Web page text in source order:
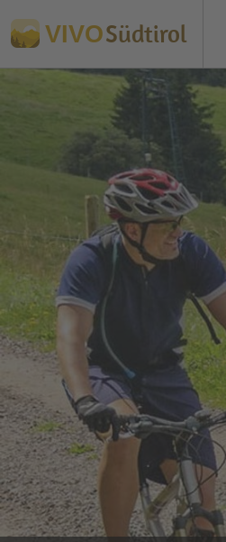
VIVOSüdtirol